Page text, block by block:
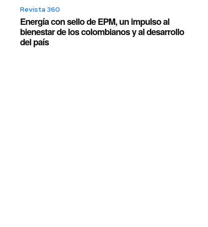
Revista 360
Energía con sello de EPM, un impulso al
bienestar de los colombianos y al desarrollo
del país